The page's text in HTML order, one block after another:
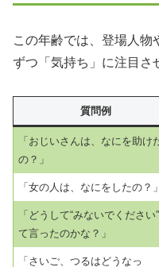
この年齢では、登場人物
ずつ「気持ち」に注目さ
質問例
「おじいさんは、なにを助け
の？」
「女の人は、なにをしたの？」
「どうして“みないでください
て言ったのかな？」
「さいご、つるはどうなっ